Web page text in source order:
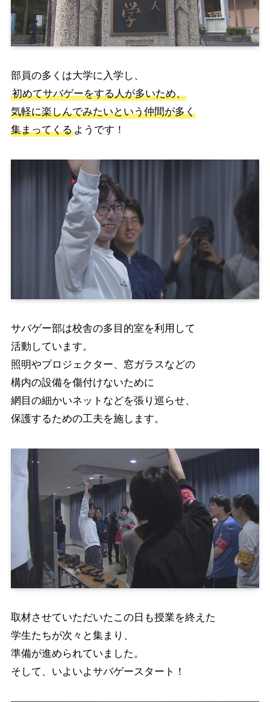
部員の多くは大学に入学し、
初めてサバゲーをする人が多いため、
気軽に楽しんでみたいという仲間が多く
集まってくるようです！
サバゲー部は校舎の多目的室を利用して
活動しています。
照明やプロジェクター、窓ガラスなどの
構内の設備を傷付けないために
網目の細かいネットなどを張り巡らせ、
保護するための工夫を施します。
取材させていただいたこの日も授業を終えた
学生たちが次々と集まり、
準備が進められていました。
そして、いよいよサバゲースタート！